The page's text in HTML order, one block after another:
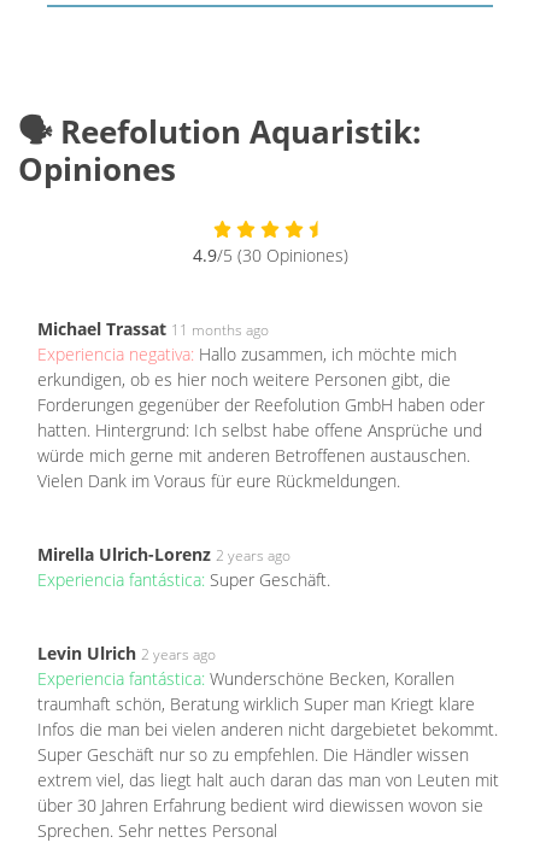
🗣️ Reefolution Aquaristik:
Opiniones
4.9/5 (30 Opiniones)
Michael Trassat 11 months ago
Experiencia negativa: Hallo zusammen, ich möchte mich
erkundigen, ob es hier noch weitere Personen gibt, die
Forderungen gegenüber der Reefolution GmbH haben oder
hatten. Hintergrund: Ich selbst habe offene Ansprüche und
würde mich gerne mit anderen Betroffenen austauschen.
Vielen Dank im Voraus für eure Rückmeldungen.
Mirella Ulrich-Lorenz 2 years ago
Experiencia fantástica: Super Geschäft.
Levin Ulrich 2 years ago
Experiencia fantástica: Wunderschöne Becken, Korallen
traumhaft schön, Beratung wirklich Super man Kriegt klare
Infos die man bei vielen anderen nicht dargebietet bekommt.
Super Geschäft nur so zu empfehlen. Die Händler wissen
extrem viel, das liegt halt auch daran das man von Leuten mit
über 30 Jahren Erfahrung bedient wird diewissen wovon sie
Sprechen. Sehr nettes Personal